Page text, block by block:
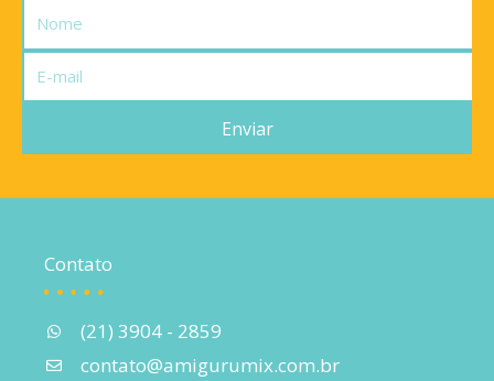
Nome
mail
Enviar
Contato
(21) 3904 - 2859
contato@amigurumix.com.br